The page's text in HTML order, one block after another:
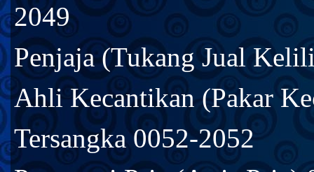
2049
Penjaja (Tukang Jual
Ahli Kecantikan (Pakar
Tersangka 0052-2052